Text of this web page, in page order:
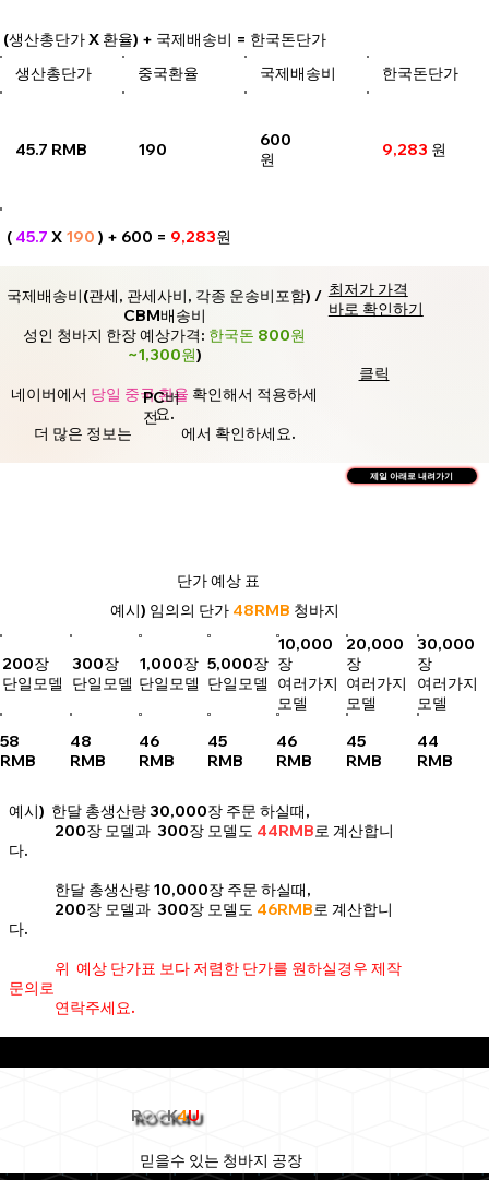
(생산총단가 X 환율) + 국제배송비 = 한국돈단가
45.7 RMB
생산총단가
( 45.7 X 190 ) + 600 = 9,283원
국제배송비
중국환율 한국돈단가
600
원
190 9,283 원
국제배송비(관세, 관세사비, 각종 운송비포함) /
CBM배송비
성인 청바지 한장 예상가격: 한국돈 800원
~1,300원)
네이버에서 당일 중국 환율 확인해서 적용하세
요.
더 많은 정보는
에서 확인하세요.
PC버
전
최저가 가격
바로 확인하기
클릭
제일 아래로 내려가기
단가 예상 표
예시) 임의의 단가 48RMB 청바지
5,000장
단일모델
300장
단일모델
20,000
장
여러가지
모델
200장
단일모델
1,000장
단일모델
10,000
장
여러가지
모델
30,000
장
여러가지
모델
45
RMB
48
RMB
45
RMB
58
RMB
46
RMB
46
RMB
44
RMB
예시) 한달 총생산량 30,000장 주문 하실때,
200장 모델과 300장 모델도 44RMB로 계산합니
다.
한달 총생산량 10,000장 주문 하실때,
200장 모델과 300장 모델도 46RMB로 계산합니
다.
위 예상 단가표 보다 저렴한 단가를 원하실경우 제작
문의로
연락주세요.
믿을수 있는 청바지 공장
ROCK4U